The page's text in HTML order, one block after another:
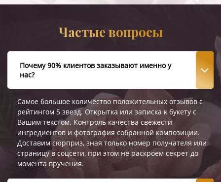
Частые вопросы
Почему 90% клиентов заказывают именно у
нас?
Самое большое количество положительных отзывов с
рейтингом 5 звезд. Открытка или записка к букету с
Вашим текстом. Контроль качества свежести
ингредиентов и фотография собранной композиции.
Доставим сюрприз, зная только номер получателя или
страницу в соцсети, при этом не раскроем секрет до
момента вручения.